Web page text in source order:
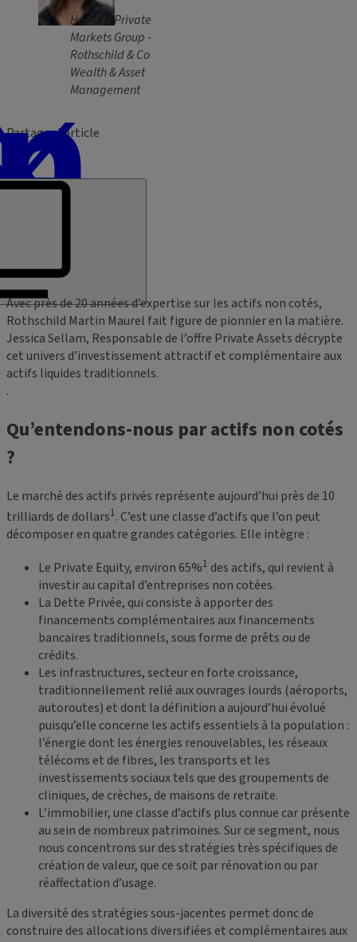
Head of Private
Markets Group -
Rothschild & Co
Wealth & Asset
Management
Partager l’article
Avec près de 20 années d’expertise sur les actifs non cotés,
Rothschild Martin Maurel fait figure de pionnier en la matière.
Jessica Sellam, Responsable de l’offre Private Assets décrypte
cet univers d’investissement attractif et complémentaire aux
actifs liquides traditionnels.
.
Qu’entendons-nous par actifs non cotés
?
Le marché des actifs privés représente aujourd’hui près de 10
trilliards de dollars1. C’est une classe d’actifs que l’on peut
décomposer en quatre grandes catégories. Elle intègre :
Le Private Equity, environ 65%1 des actifs, qui revient à
investir au capital d’entreprises non cotées.
La Dette Privée, qui consiste à apporter des
financements complémentaires aux financements
bancaires traditionnels, sous forme de prêts ou de
crédits.
Les infrastructures, secteur en forte croissance,
traditionnellement relié aux ouvrages lourds (aéroports,
autoroutes) et dont la définition a aujourd’hui évolué
puisqu’elle concerne les actifs essentiels à la population :
l’énergie dont les énergies renouvelables, les réseaux
télécoms et de fibres, les transports et les
investissements sociaux tels que des groupements de
cliniques, de crèches, de maisons de retraite.
L’immobilier, une classe d’actifs plus connue car présente
au sein de nombreux patrimoines. Sur ce segment, nous
nous concentrons sur des stratégies très spécifiques de
création de valeur, que ce soit par rénovation ou par
réaffectation d’usage.
La diversité des stratégies sous-jacentes permet donc de
construire des allocations diversifiées et complémentaires aux